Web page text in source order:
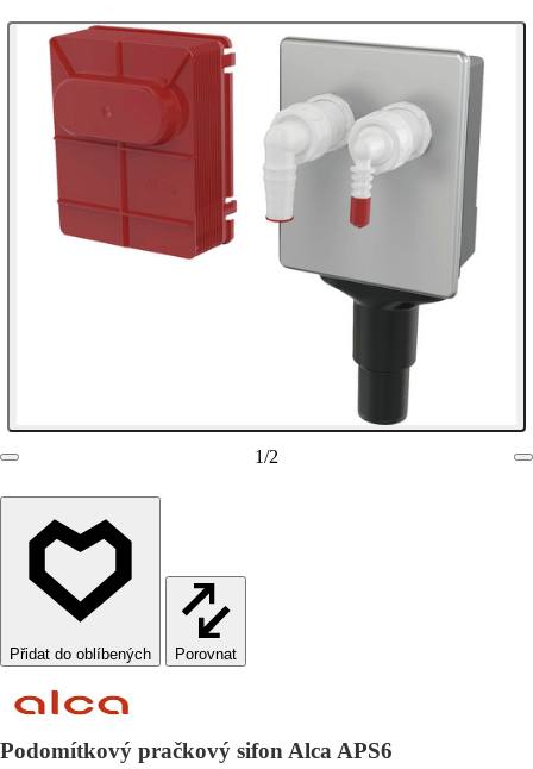
1/2
Porovnat
Podomítkový pračkový sifon Alca APS6